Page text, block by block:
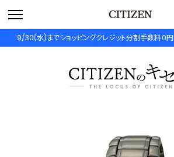
9/30(水)までショッピングクレジット分割手数料０円